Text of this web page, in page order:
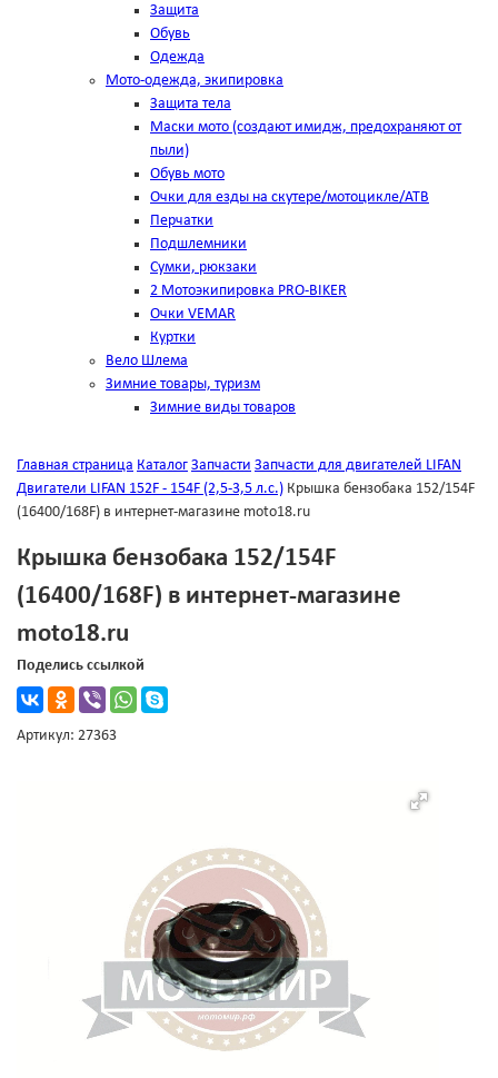
Защита
Обувь
Одежда
Мото-одежда, экипировка
Защита тела
Маски мото (создают имидж, предохраняют от
пыли)
Обувь мото
Очки для езды на скутере/мотоцикле/АТВ
Перчатки
Подшлемники
Сумки, рюкзаки
2 Мотоэкипировка PRO-BIKER
Очки VEMAR
Куртки
Вело Шлема
Зимние товары, туризм
Зимние виды товаров
Главная страница Каталог Запчасти Запчасти для двигателей LIFAN
Двигатели LIFAN 152F - 154F (2,5-3,5 л.с.) Крышка бензобака 152/154F
(16400/168F) в интернет-магазине moto18.ru
Крышка бензобака 152/154F
(16400/168F) в интернет-магазине
moto18.ru
Поделись ссылкой
Артикул: 27363